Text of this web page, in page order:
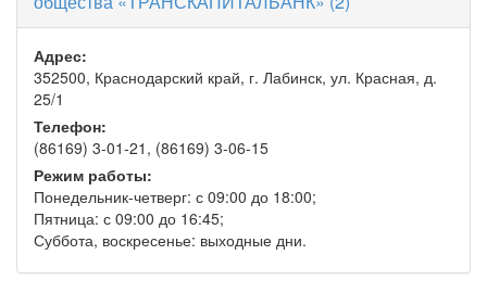
Адрес:
352500, Краснодарский край, г. Лабинск, ул. Красная, д.
25/1
Телефон:
(86169) 3-01-21, (86169) 3-06-15
Режим работы:
Понедельник-четверг: с 09:00 до 18:00;
Пятница: с 09:00 до 16:45;
Суббота, воскресенье: выходные дни.